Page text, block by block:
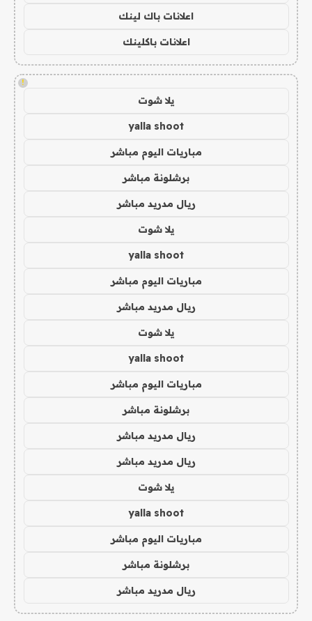
اعلانات باك لينك
اعلانات باكلينك
!
يلا شوت
yalla shoot
مباريات اليوم مباشر
برشلونة مباشر
ريال مدريد مباشر
يلا شوت
yalla shoot
مباريات اليوم مباشر
ريال مدريد مباشر
يلا شوت
yalla shoot
مباريات اليوم مباشر
برشلونة مباشر
ريال مدريد مباشر
ريال مدريد مباشر
يلا شوت
yalla shoot
مباريات اليوم مباشر
برشلونة مباشر
ريال مدريد مباشر